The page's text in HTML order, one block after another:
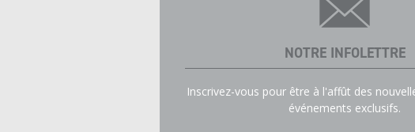
NOTRE INFOLETTRE
Inscrivez-vous pour être à l'affût des
événements exclusifs.